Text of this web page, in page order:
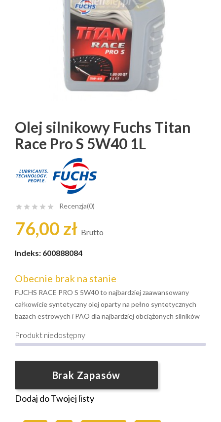
Olej silnikowy Fuchs Titan
Race Pro S 5W40 1L
     Recenzja(0)
76,00 zł Brutto
Indeks: 600888084
Obecnie brak na stanie
FUCHS RACE PRO S 5W40 to najbardziej zaawansowany
całkowicie syntetyczny olej oparty na pełno syntetycznych
bazach estrowych i PAO dla najbardziej obciążonych silników
Produkt niedostępny
Brak Zapasów
Dodaj do Twojej listy